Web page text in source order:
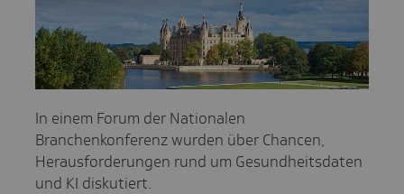
In einem Forum der Nationalen
Branchenkonferenz wurden über Chancen,
Herausforderungen rund um Gesundheitsdaten
und KI diskutiert.